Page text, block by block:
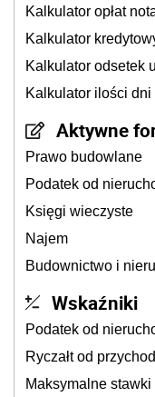
Kalkulator opłat
Kalkulator
Kalkulator odsetek
Kalkulator ilości dni
Aktywne
Prawo budowlane
Podatek od
Księgi wieczyste
Najem
Budownictwo i
Wskaźniki
Podatek od
Ryczałt od
Maksymalne